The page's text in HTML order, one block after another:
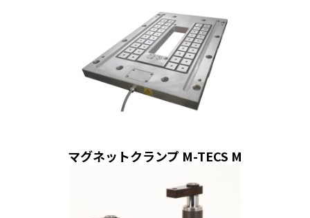
マグネットクランプ M-TECS M